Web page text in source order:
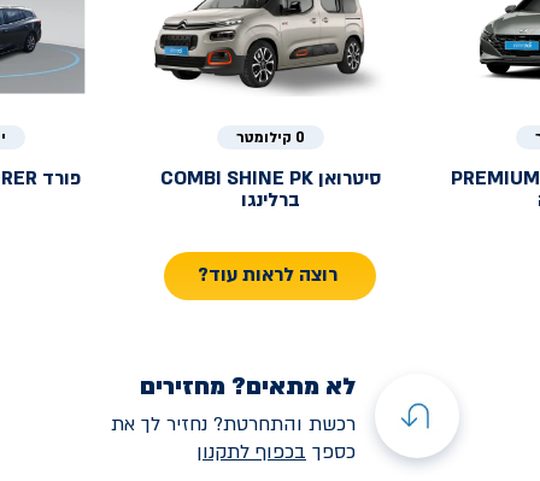
0 קילומטר
סיטרואן COMBI SHINE PK
ברלינגו
פורד
רוצה לראות עוד?
לא מתאים? מחזירים
רכשת והתחרטת? נחזיר לך את
כספך בכפוף לתקנון